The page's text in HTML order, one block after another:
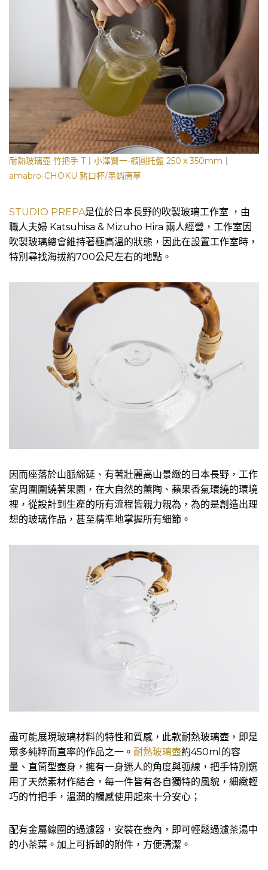
耐熱玻璃壺 竹把手 T｜ 小澤賢一-橢圓托盤 250ｘ350mm
amabro-CHOKU 豬口杯/墨蛸唐草
STUDIO PREPA是位於日本長野的吹製玻璃工作室 ，由
職人夫婦 Katsuhisa & Mizuho Hira 兩人經營，工作室因
吹製玻璃總會維持著極高溫的狀態，因此在設置工作室時，
特別尋找海拔約700公尺左右的地點。
因而座落於山脈綿延、有著壯麗高山景緻的日本長野，工作
室周圍圍繞著果園，在大自然的薰陶、蘋果香氣環繞的環境
裡，從設計到生產的所有流程皆親力親為，為的是創造出理
想的玻璃作品，甚至精準地掌握所有細節。
盡可能展現玻璃材料的特性和質感，此款耐熱玻璃壺，即是
眾多純粹而直率的作品之一。 耐熱玻璃壺約450ml的容
量、直筒型壺身，擁有一身迷人的角度與弧線，把手特別選
用了天然素材作結合，每一件皆有各自獨特的風貌，細緻輕
巧的竹把手，溫潤的觸感使用起來十分安心；
配有金屬線圈的過濾器，安裝在壺內，即可輕鬆過濾茶湯中
的小茶葉。加上可拆卸的附件，方便清潔。